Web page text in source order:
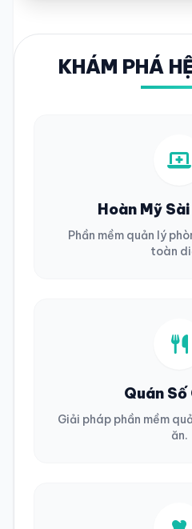
KHÁM PHÁ
Hoàn Mỹ
Phần mềm quản lý
toàn
Quán
Giải pháp phần mềm
ăn.